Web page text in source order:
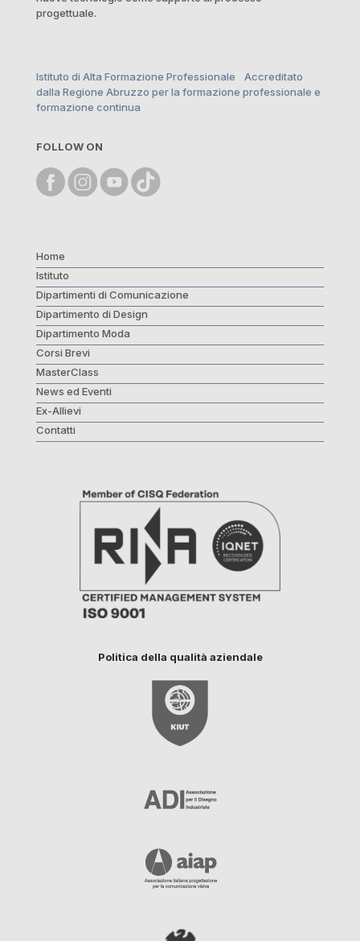
progettuale.
Istituto di Alta Formazione Professionale Accreditato
dalla Regione Abruzzo per la formazione professionale e
formazione continua
FOLLOW ON
Home
Istituto
Dipartimenti di Comunicazione
Dipartimento di Design
Dipartimento Moda
Corsi Brevi
MasterClass
News ed Eventi
Ex-Allievi
Contatti
Politica della qualità aziendale